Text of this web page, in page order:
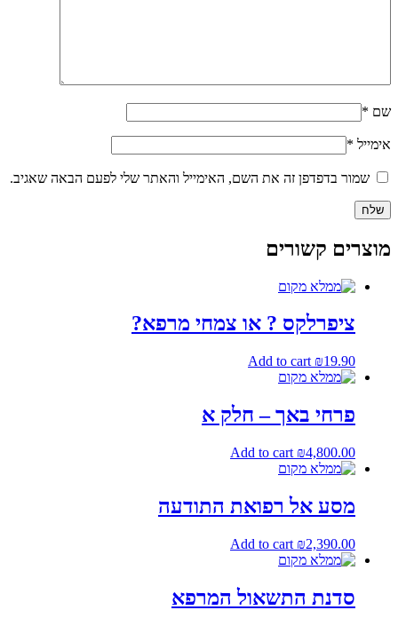
שם *
אימייל *
שמור בדפדפן זה את השם, האימייל והאתר שלי לפעם הבאה שאגיב.
מוצרים קשורים
ציפרלקס ? או צמחי מרפא?
₪19.90
Add to cart
פרחי באך – חלק א
₪4,800.00
Add to cart
מסע אל רפואת התודעה
₪2,390.00
Add to cart
סדנת התשאול המרפא